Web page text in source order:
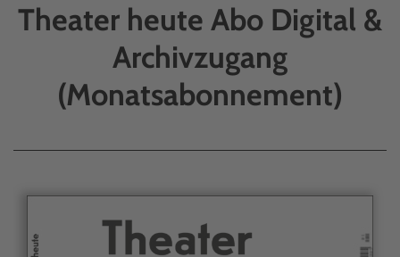
Theater heute Abo Digital &
Archivzugang
(Monatsabonnement)